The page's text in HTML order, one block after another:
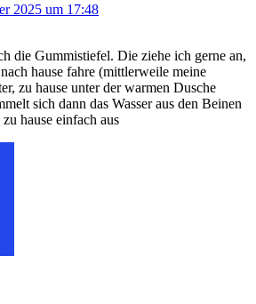
2025 um 17:48
die Gummistiefel. Die ziehe ich gerne an,
hause fahre (mittlerweile meine
zu hause unter der warmen Dusche
sich dann das Wasser aus den Beinen
hause einfach aus